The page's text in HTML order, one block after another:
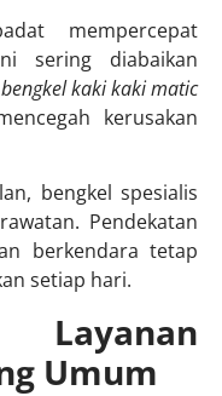
mempercepat
sering diabaikan
bengkel kaki kaki matic
kerusakan
bengkel spesialis
Pendekatan
berkendara tetap
setiap hari.
Layanan
Umum